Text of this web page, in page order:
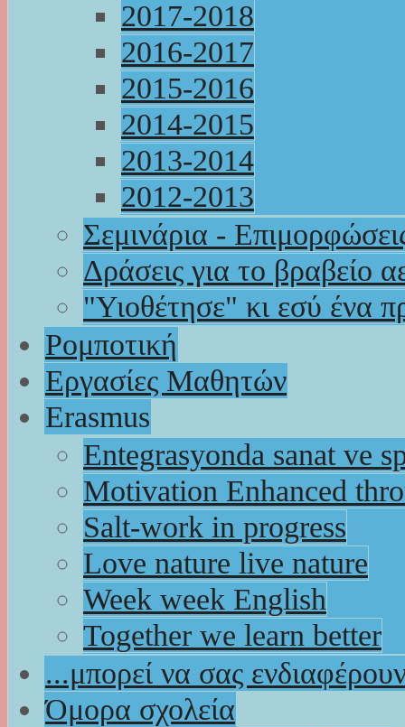
2017-2018
2016-2017
2015-2016
2014-2015
2013-2014
2012-2013
Σεμινάρια -
Δράσεις για το βραβείο
"Υιοθέτησε" κι εσύ ένα
Ρομποτική
Εργασίες Μαθητών
Erasmus
Entegrasyonda sanat ve
Motivation Enhanced
Salt-work in progress
Love nature live nature
Week week English
Together we learn better
...μπορεί να σας
Όμορα σχολεία